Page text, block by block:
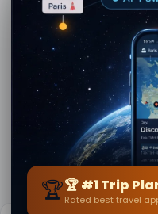
L'antica città di
Pompei in Campania
📍 2.5 km away
Pompei: Casa di
Sallustio
📍 2.6 km away